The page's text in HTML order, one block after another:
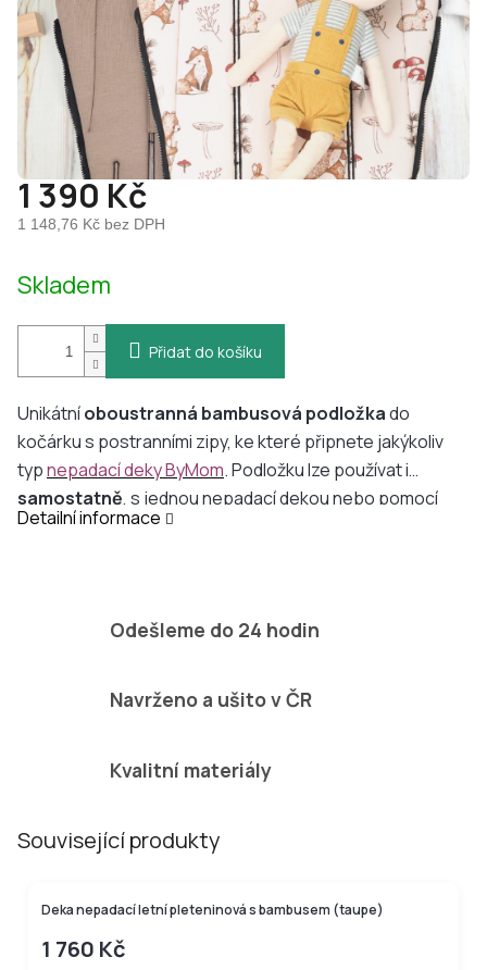
1 390 Kč
1 148,76 Kč bez DPH
cena:
Skladem
Přidat do košíku
Unikátníoboustranná bambusová podložkado
kočárku s postranními zipy, ke které připnete jakýkoliv
typnepadací deky ByMom. Podložku lze používat i
samostatně, s jednou nepadací dekou nebo pomocí
adaptérulze připevnit dvě nepadací deky naráz!
Detailní informace
Odešleme do 24 hodin
Navrženo a ušito v ČR
Kvalitní materiály
Související produkty
BAMBUSOVÁ KOLEKCE
Deka nepadací letní pleteninová s bambusem (taupe)
1 760 Kč